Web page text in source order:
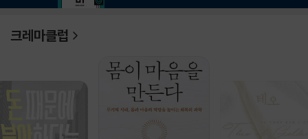
크레마클럽